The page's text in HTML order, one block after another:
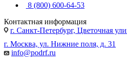
8 (800) 600-64-53
Контактная информация
г. Санкт-Петербург, Цветочная
г. Москва, ул. Нижние поля, д. 31
info@podrf.ru